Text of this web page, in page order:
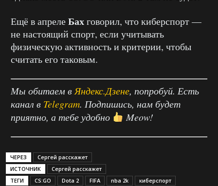
Ещё в апрелеБахговорил, что киберспорт —
не настоящий спорт, если учитывать
физическую активность и критерии, чтобы
считать его таковым.
Мы обитаем вЯндекс.Дзене, попробуй. Есть
канал в Telegram. Подпишись, нам будет
приятно, а тебе удобно
Meow!
ЧЕРЕЗ
Сергей расскажет
ИСТОЧНИК
Сергей расскажет
ТЕГИ
CS:GO Dota 2 FIFA nba 2k
киберспорт